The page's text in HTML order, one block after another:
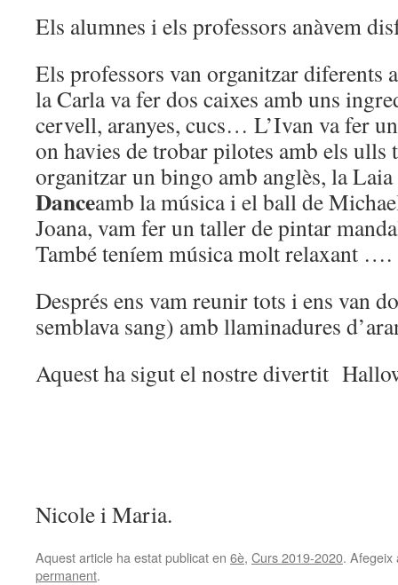
Els alumnes i els professors anàvem
Els professors van organitzar diferents
la Carla va fer dos caixes amb uns
cervell, aranyes, cucs… L’Ivan va fer
on havies de trobar pilotes amb els ulls
organitzar un bingo amb anglès, la
Danceamb la música i el ball de
Joana, vam fer un taller de pintar
També teníem música molt relaxant ….
Després ens vam reunir tots i ens van
semblava sang) amb llaminadures
Aquest ha sigut el nostre divertit
Nicole i Maria.
Aquest article ha estat publicat en 6è, Curs 2019-2020. Afegeix
permanent.